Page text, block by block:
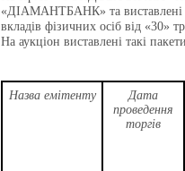
«ДІАМАНТБАНК» та виставлені
вкладів фізичних осіб від «30»
На аукціон виставлені такі
Назва емітенту
Дата
проведення
торгів